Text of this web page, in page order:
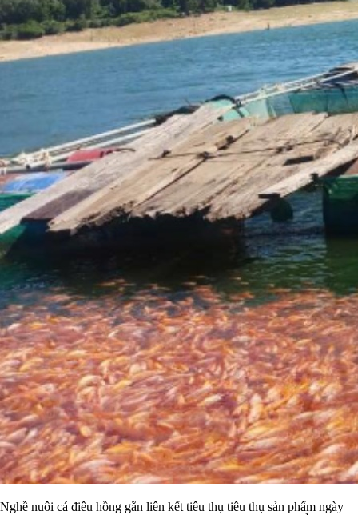
Nghề nuôi cá điêu hồng gắn liên kết tiêu thụ tiêu thụ sản phẩm ngày